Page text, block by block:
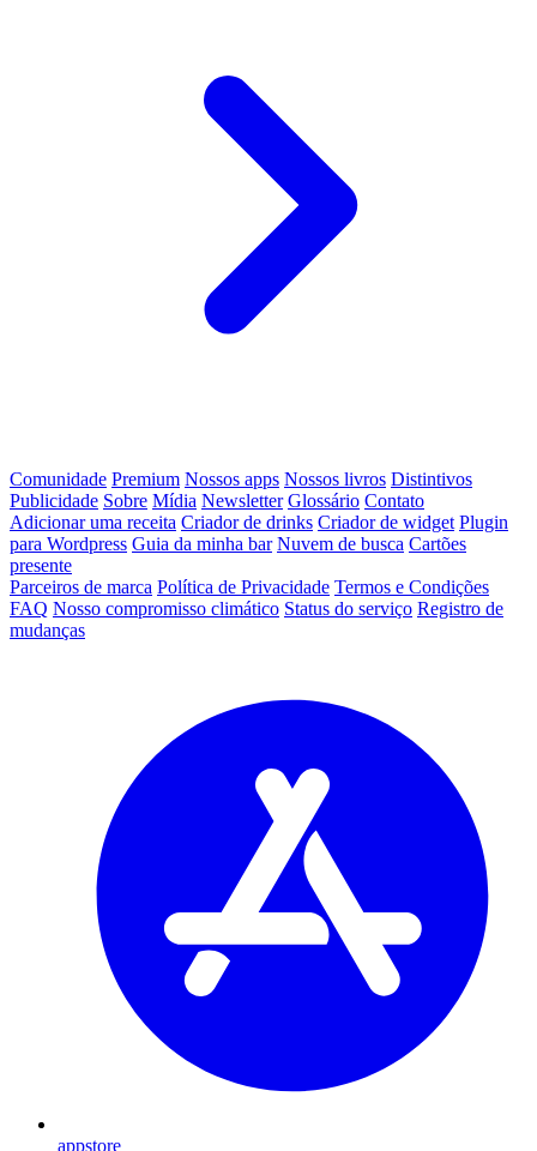
Comunidade Premium Nossos apps Nossos livros Distintivos
Publicidade Sobre Mídia Newsletter Glossário Contato
Adicionar uma receita Criador de drinks Criador de widget Plugin
para Wordpress Guia da minha bar Nuvem de busca Cartões
presente
Parceiros de marca Política de Privacidade Termos e Condições
FAQ Nosso compromisso climático Status do serviço Registro de
mudanças
appstore